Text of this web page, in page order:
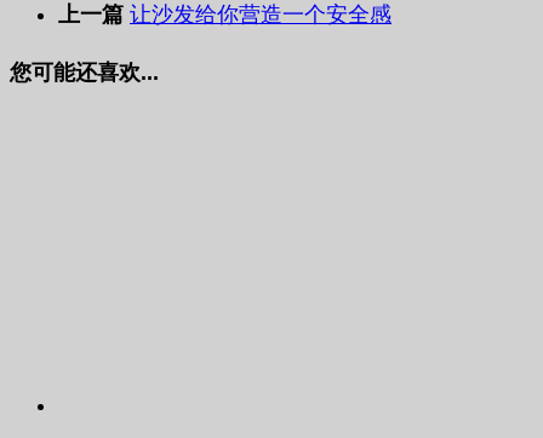
上一篇 让沙发给你营造一个安全感
您可能还喜欢...